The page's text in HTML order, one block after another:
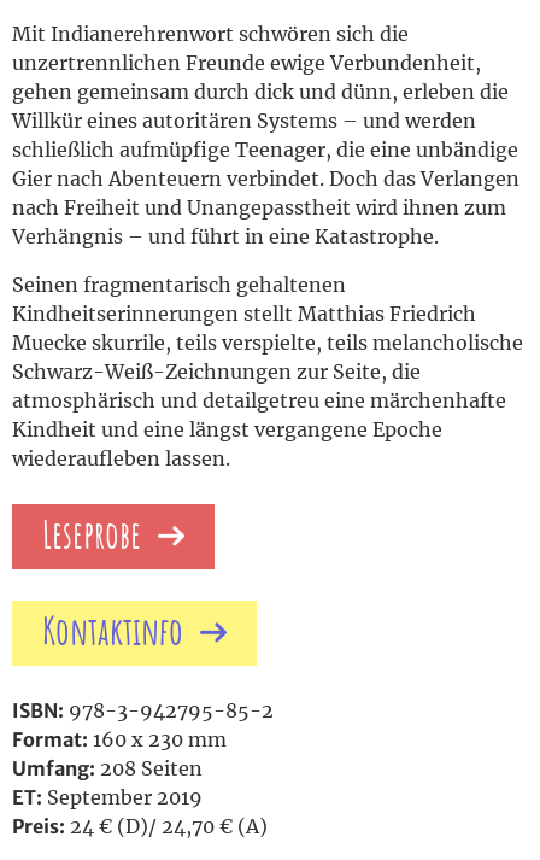
Mit Indianerehrenwort schwören sich die
unzertrennlichen Freunde ewige Verbundenheit,
gehen gemeinsam durch dick und dünn, erleben die
Willkür eines autoritären Systems – und werden
schließlich aufmüpfige Teenager, die eine unbändige
Gier nach Abenteuern verbindet. Doch das Verlangen
nach Freiheit und Unangepasstheit wird ihnen zum
Verhängnis – und führt in eine Katastrophe.
Seinen fragmentarisch gehaltenen
Kindheitserinnerungen stellt Matthias Friedrich
Muecke skurrile, teils verspielte, teils melancholische
Schwarz-Weiß-Zeichnungen zur Seite, die
atmosphärisch und detailgetreu eine märchenhafte
Kindheit und eine längst vergangene Epoche
wiederaufleben lassen.
Leseprobe
Kontaktinfo
ISBN: 978-3-942795-85-2
Format: 160 x 230 mm
Umfang: 208 Seiten
ET: September 2019
Preis: 24 € (D)/ 24,70 € (A)